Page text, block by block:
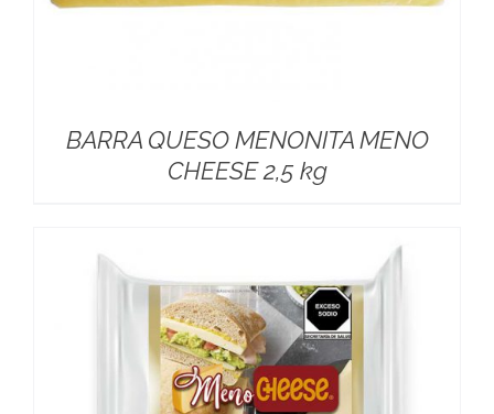
BARRA QUESO MENONITA MENO
CHEESE 2,5 kg